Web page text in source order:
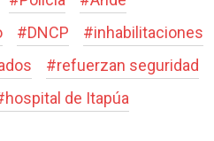
#DNCP #inhabilitaciones
#refuerzan seguridad
hospital de Itapúa